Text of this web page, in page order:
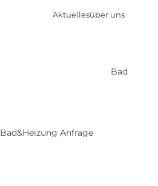
Aktuellesüber uns
Bad
Bad&Heizung Anfrage